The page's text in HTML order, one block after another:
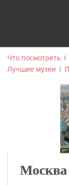
Что посмотреть ǀ
Лучшие музеи ǀ